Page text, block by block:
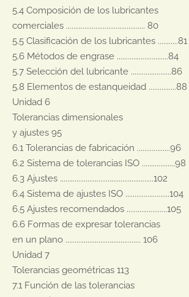
5.4 Composición de los lubricantes
comerciales ........................................... 80
5.5 Clasificación de los lubricantes ...........81
5.6 Métodos de engrase ............................84
5.7 Selección del lubricante ......................86
5.8 Elementos de estanqueidad ...............88
Unidad 6
Tolerancias dimensionales
y ajustes 95
6.1 Tolerancias de fabricación ..................96
6.2 Sistema de tolerancias ISO ..................98
6.3 Ajustes ...................................................102
6.4 Sistema de ajustes ISO ........................104
6.5 Ajustes recomendados ......................105
6.6 Formas de expresar tolerancias
en un plano ......................................... 106
Unidad 7
Tolerancias geométricas 113
7.1 Función de las tolerancias